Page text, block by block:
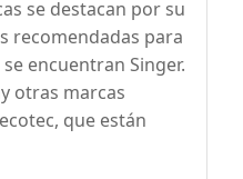
se destacan por su
recomendadas para
encuentran Singer.
otras marcas
que están